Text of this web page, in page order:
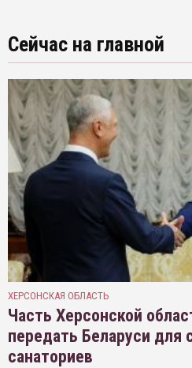
Сейчас на главной
ХЕРСОНСКАЯ ОБЛАСТЬ
Часть Херсонской
передать Беларуси для
санаториев